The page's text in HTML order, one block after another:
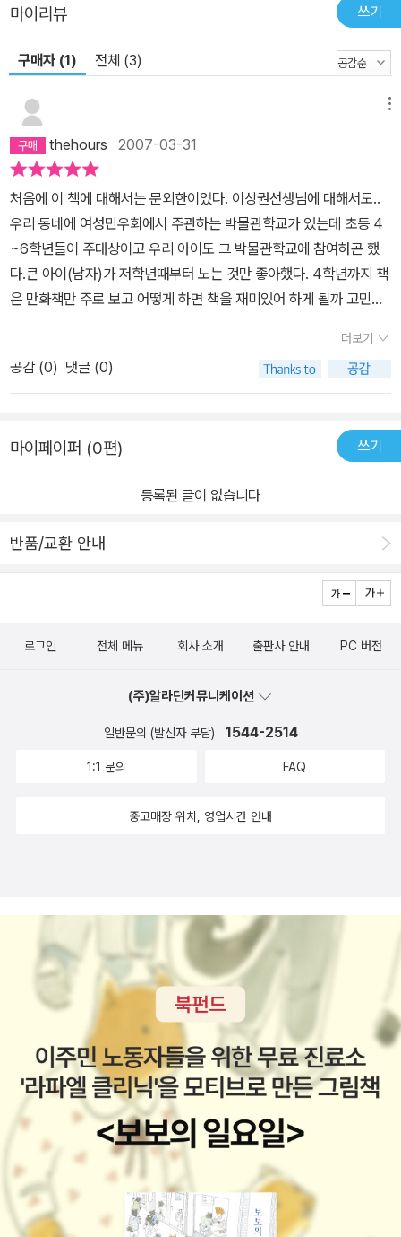
마이리뷰 쓰기
구매자 (1) 전체 (3)
thehours 2007-03-31
처음에 이 책에 대해서는 문외한이었다. 이상권선생님에 대해서도..
우리 동네에 여성민우회에서 주관하는 박물관학교가 있는데 초등 4
~6학년들이 주대상이고 우리 아이도 그 박물관학교에 참여하곤 했
다.큰 아이(남자)가 저학년때부터 노는 것만 좋아했다. 4학년까지 책
은 만화책만 주로 보고 어떻게 하면 책을 재미있어 하게 될까 고민하
기하기 프로그램이 있었는데 미리 책을 읽고 와야하는 거였다. 책 제
목은 '황금박쥐 형제의 모험'... 부랴부랴 책을 사 주었고 책이라고는
만화책만 읽던 아이가 이 책을 받더니 정신없이 읽었다.. 밤 12시까
1,2권 모두.. 너무나 재미있게 읽어서 나도 읽어 보았다..주내용은 남
동물로 들어가 땅속나라에서 도망치고 공격하기도 하는 모험이었다..
근하면서까지 읽게 되었다.. 모든 일에 원인과 결과가 있기도 하지만
한번쯤 꿈속에서라도 겪어보았을 그리고 겪고 싶어하는 모험들이다..
으니까..우리 아이들이 책에 흥미를 느끼게 해 준 책이라 나에게는 의
더보기
공감 (0) 댓글 (0)
마이페이퍼 (0편) 쓰기
등록된 글이 없습니다
반품/교환 안내
로그인 전체 메뉴 회사 소개 출판사 안내 PC 버전
(주)알라딘커뮤니케이션
일반문의 (발신자 부담) 1544-2514
1:1 문의 FAQ
중고매장 위치, 영업시간 안내